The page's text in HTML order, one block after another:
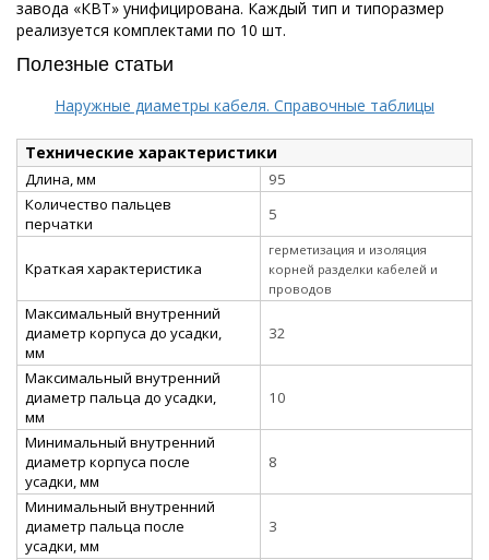
завода «КВТ» унифицирована. Каждый тип и типоразмер
реализуется комплектами по 10 шт.
Полезные статьи
Наружные диаметры кабеля. Справочные таблицы
Технические характеристики
Длина, мм
95
Количество пальцев
перчатки
5
Краткая характеристика
герметизация и изоляция
корней разделки кабелей и
проводов
Максимальный внутренний
диаметр корпуса до усадки,
мм
32
Максимальный внутренний
диаметр пальца до усадки,
мм
10
Минимальный внутренний
диаметр корпуса после
усадки, мм
8
Минимальный внутренний
диаметр пальца после
усадки, мм
3